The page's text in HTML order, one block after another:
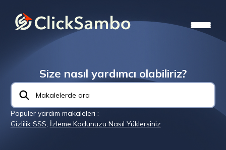
Size nasıl yardımcı olabiliriz?
Popüler yardım makaleleri :
Gizlilik SSS, İzleme Kodunuzu Nasıl Yüklersiniz